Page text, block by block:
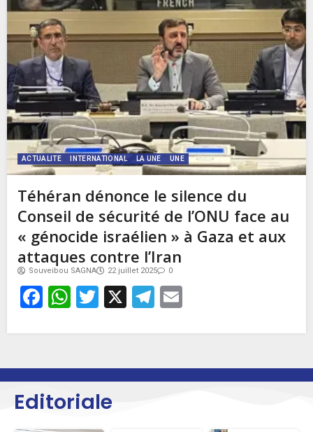
ACTUALITE INTERNATIONAL LA UNE UNE
Téhéran dénonce le silence du
Conseil de sécurité de l’ONU face au
« génocide israélien » à Gaza et aux
attaques contre l’Iran
Souveibou SAGNA 22 juillet 2025 0
Facebook
WhatsApp
Twitter
X Telegram
Editoriale